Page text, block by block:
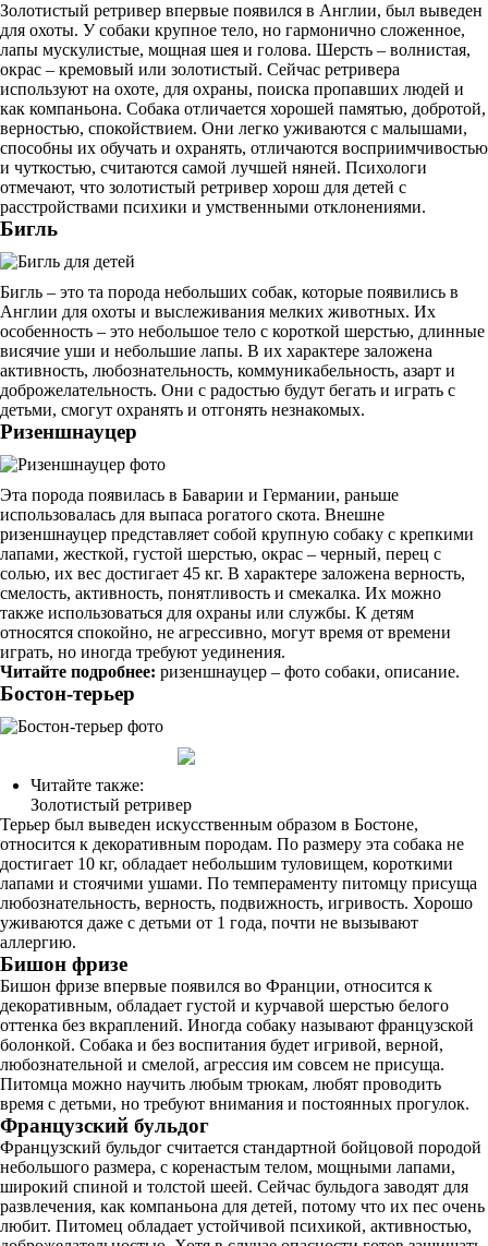
Золотистый ретривер впервые появился в Англии, был выведен
для охоты. У собаки крупное тело, но гармонично сложенное,
лапы мускулистые, мощная шея и голова. Шерсть – волнистая,
окрас – кремовый или золотистый. Сейчас ретривера
используют на охоте, для охраны, поиска пропавших людей и
как компаньона. Собака отличается хорошей памятью, добротой,
верностью, спокойствием. Они легко уживаются с малышами,
способны их обучать и охранять, отличаются восприимчивостью
и чуткостью, считаются самой лучшей няней. Психологи
отмечают, что золотистый ретривер хорош для детей с
расстройствами психики и умственными отклонениями.
Бигль
Бигль – это та порода небольших собак, которые появились в
Англии для охоты и выслеживания мелких животных. Их
особенность – это небольшое тело с короткой шерстью, длинные
висячие уши и небольшие лапы. В их характере заложена
активность, любознательность, коммуникабельность, азарт и
доброжелательность. Они с радостью будут бегать и играть с
детьми, смогут охранять и отгонять незнакомых.
Ризеншнауцер
Эта порода появилась в Баварии и Германии, раньше
использовалась для выпаса рогатого скота. Внешне
ризеншнауцер представляет собой крупную собаку с крепкими
лапами, жесткой, густой шерстью, окрас – черный, перец с
солью, их вес достигает 45 кг. В характере заложена верность,
смелость, активность, понятливость и смекалка. Их можно
также использоваться для охраны или службы. К детям
относятся спокойно, не агрессивно, могут время от времени
играть, но иногда требуют уединения.
Читайте подробнее: ризеншнауцер – фото собаки, описание.
Бостон-терьер
Читайте также:
Золотистый ретривер
Терьер был выведен искусственным образом в Бостоне,
относится к декоративным породам. По размеру эта собака не
достигает 10 кг, обладает небольшим туловищем, короткими
лапами и стоячими ушами. По темпераменту питомцу присуща
любознательность, верность, подвижность, игривость. Хорошо
уживаются даже с детьми от 1 года, почти не вызывают
аллергию.
Бишон фризе
Бишон фризе впервые появился во Франции, относится к
декоративным, обладает густой и курчавой шерстью белого
оттенка без вкраплений. Иногда собаку называют французской
болонкой. Собака и без воспитания будет игривой, верной,
любознательной и смелой, агрессия им совсем не присуща.
Питомца можно научить любым трюкам, любят проводить
время с детьми, но требуют внимания и постоянных прогулок.
Французский бульдог
Французский бульдог считается стандартной бойцовой породой
небольшого размера, с коренастым телом, мощными лапами,
широкий спиной и толстой шеей. Сейчас бульдога заводят для
развлечения, как компаньона для детей, потому что их пес очень
любит. Питомец обладает устойчивой психикой, активностью,